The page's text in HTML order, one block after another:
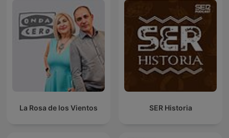
La Rosa de los Vientos SER Historia